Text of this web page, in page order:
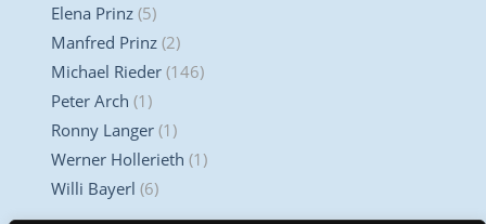
Elena Prinz (5)
Manfred Prinz (2)
Michael Rieder (146)
Peter Arch (1)
Ronny Langer (1)
Werner Hollerieth (1)
Willi Bayerl (6)